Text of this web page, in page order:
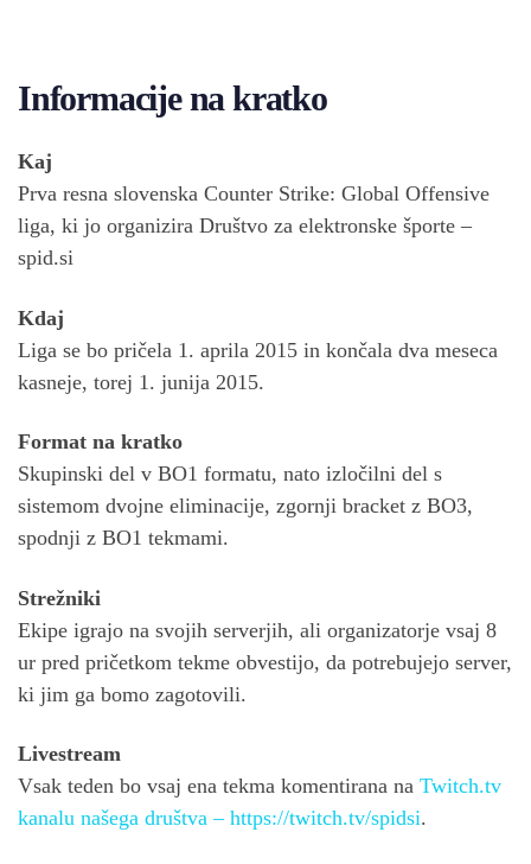
Informacije na kratko
Kaj
Prva resna slovenska Counter Strike: Global Offensive
liga, ki jo organizira Društvo za elektronske športe –
spid.si
Kdaj
Liga se bo pričela 1. aprila 2015 in končala dva meseca
kasneje, torej 1. junija 2015.
Format na kratko
Skupinski del v BO1 formatu, nato izločilni del s
sistemom dvojne eliminacije, zgornji bracket z BO3,
spodnji z BO1 tekmami.
Strežniki
Ekipe igrajo na svojih serverjih, ali organizatorje vsaj 8
ur pred pričetkom tekme obvestijo, da potrebujejo server,
ki jim ga bomo zagotovili.
Livestream
Vsak teden bo vsaj ena tekma komentirana na Twitch.tv
kanalu našega društva – https://twitch.tv/spidsi.